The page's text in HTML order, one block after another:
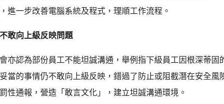
進一步改善電腦系統及程式，理順工作流程。
敢向上級反映問題
亦認為部份員工不能坦誠溝通，舉例指下級員工因根深蒂固
當的事情仍不敢向上級反映，錯過了防止或阻截潛在安全風
性通報，營造「敢言文化」，建立坦誠溝通環境。